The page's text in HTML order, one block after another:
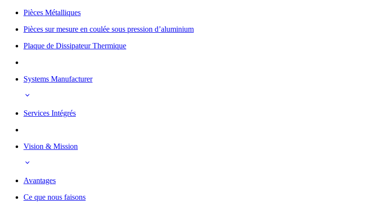
Pièces Métalliques
Pièces sur mesure en coulée sous pression d’aluminium
Plaque de Dissipateur Thermique
Systems Manufacturer
Services Intégrés
Vision & Mission
Avantages
Ce que nous faisons